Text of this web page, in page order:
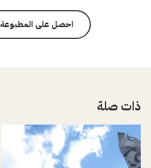
احصل على المطبوعة
ذات صلة